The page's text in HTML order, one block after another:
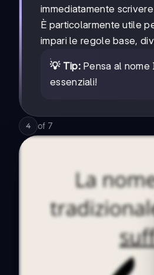
immediatamente
È particolarmente utile
impari le regole base,
💡 Tip:Pensa al nome
essenziali!
4 of 7